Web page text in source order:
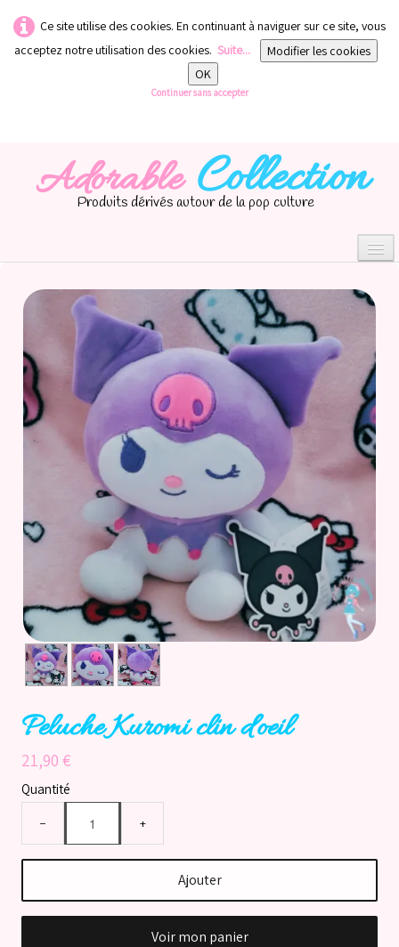
Ce site utilise des cookies. En continuant à naviguer sur ce site, vous
acceptez notre utilisation des cookies. Suite...
Modifier les cookies
OK
Continuer sans accepter
Adorable Collection
Produits dérivés autour de la pop culture
Accueil
Catégories
Licences
Informations
Actu
Nos réseaux
Peluche Kuromi clin d'oeil
21,90 €
Quantité
− +
Ajouter
Voir mon panier